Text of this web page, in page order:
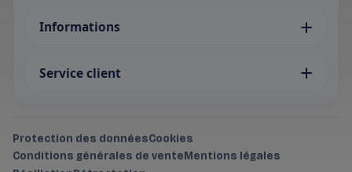
Informations
Service client
Protection des donnéesCookies
Conditions générales de venteMentions légales